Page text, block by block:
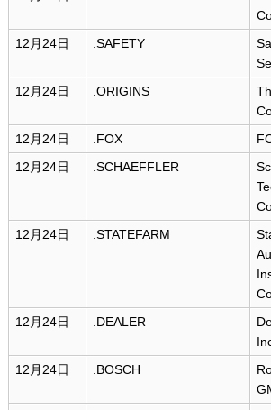
12月24日
.SAFETY
12月24日
.ORIGINS
12月24日
.FOX
12月24日
.SCHAEFFLER
12月24日
.STATEFARM
12月24日
.DEALER
12月24日
.BOSCH